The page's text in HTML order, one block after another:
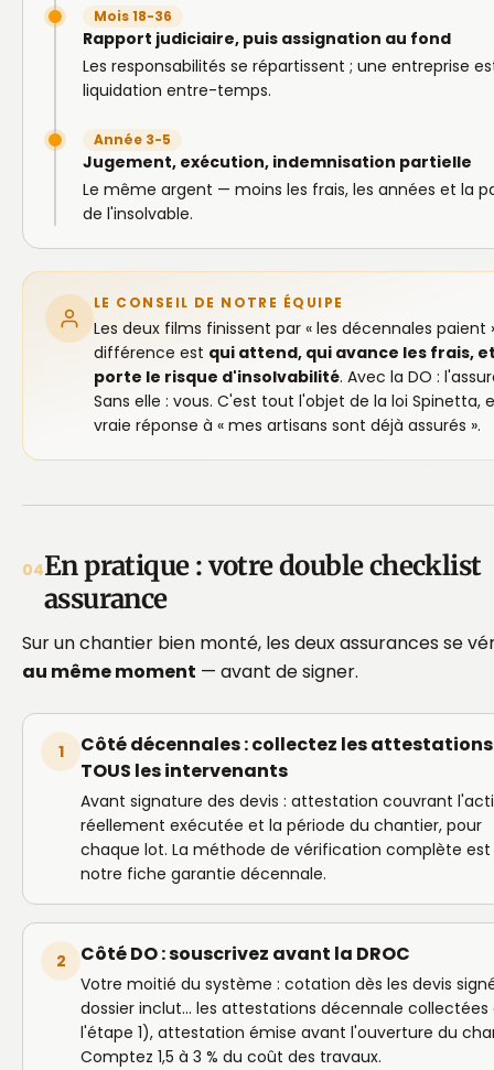
Mois 18-36
Rapport judiciaire, puis assignation au fond
Les responsabilités se répartissent ; une entreprise
liquidation entre-temps.
Année 3-5
Jugement, exécution, indemnisation partielle
Le même argent — moins les frais, les années et la
de l'insolvable.
LE CONSEIL DE NOTRE ÉQUIPE
Les deux films finissent par « les décennales paient
différence est qui attend, qui avance les frais,
porte le risque d'insolvabilité. Avec la DO :
Sans elle : vous. C'est tout l'objet de la loi Spinetta,
vraie réponse à « mes artisans sont déjà assurés ».
04En pratique : votre double checklist
assurance
Sur un chantier bien monté, les deux assurances se
au même moment — avant de signer.
1
Côté décennales : collectez les
TOUS les intervenants
Avant signature des devis : attestation couvrant
réellement exécutée et la période du chantier, pour
chaque lot. La méthode de vérification complète est
notre fiche garantie décennale.
2 Côté DO : souscrivez avant la DROC
Votre moitié du système : cotation dès les devis
dossier inclut… les attestations décennale collectées
l'étape 1), attestation émise avant l'ouverture du
Comptez 1,5 à 3 % du coût des travaux.